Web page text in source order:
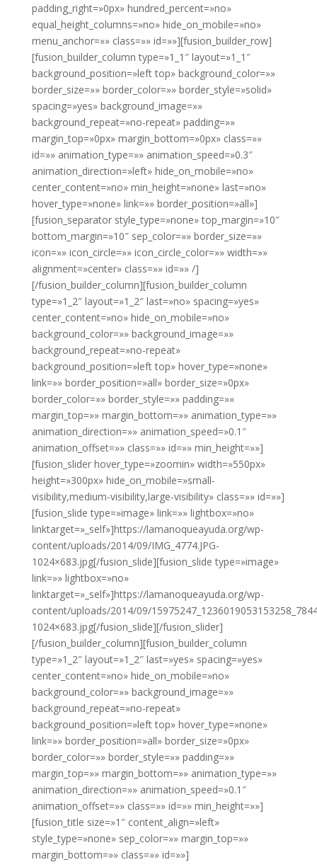
padding_right=»0px» hundred_percent=»no»
equal_height_columns=»no» hide_on_mobile=»no»
menu_anchor=»» class=»» id=»»][fusion_builder_row]
[fusion_builder_column type=»1_1″ layout=»1_1″
background_position=»left top» background_color=»»
border_size=»» border_color=»» border_style=»solid»
spacing=»yes» background_image=»»
background_repeat=»no-repeat» padding=»»
margin_top=»0px» margin_bottom=»0px» class=»»
id=»» animation_type=»» animation_speed=»0.3″
animation_direction=»left» hide_on_mobile=»no»
center_content=»no» min_height=»none» last=»no»
hover_type=»none» link=»» border_position=»all»]
[fusion_separator style_type=»none» top_margin=»10″
bottom_margin=»10″ sep_color=»» border_size=»»
icon=»» icon_circle=»» icon_circle_color=»» width=»»
alignment=»center» class=»» id=»» /]
[/fusion_builder_column][fusion_builder_column
type=»1_2″ layout=»1_2″ last=»no» spacing=»yes»
center_content=»no» hide_on_mobile=»no»
background_color=»» background_image=»»
background_repeat=»no-repeat»
background_position=»left top» hover_type=»none»
link=»» border_position=»all» border_size=»0px»
border_color=»» border_style=»» padding=»»
margin_top=»» margin_bottom=»» animation_type=»»
animation_direction=»» animation_speed=»0.1″
animation_offset=»» class=»» id=»» min_height=»»]
[fusion_slider hover_type=»zoomin» width=»550px»
height=»300px» hide_on_mobile=»small-
visibility,medium-visibility,large-visibility» class=»» id=»»]
[fusion_slide type=»image» link=»» lightbox=»no»
linktarget=»_self»]https://lamanoqueayuda.org/wp-
content/uploads/2014/09/IMG_4774.JPG-
1024×683.jpg[/fusion_slide][fusion_slide type=»image»
link=»» lightbox=»no»
linktarget=»_self»]https://lamanoqueayuda.org/wp-
content/uploads/2014/09/
1024×683.jpg[/fusion_slide][/fusion_slider]
[/fusion_builder_column][fusion_builder_column
type=»1_2″ layout=»1_2″ last=»yes» spacing=»yes»
center_content=»no» hide_on_mobile=»no»
background_color=»» background_image=»»
background_repeat=»no-repeat»
background_position=»left top» hover_type=»none»
link=»» border_position=»all» border_size=»0px»
border_color=»» border_style=»» padding=»»
margin_top=»» margin_bottom=»» animation_type=»»
animation_direction=»» animation_speed=»0.1″
animation_offset=»» class=»» id=»» min_height=»»]
[fusion_title size=»1″ content_align=»left»
style_type=»none» sep_color=»» margin_top=»»
margin_bottom=»» class=»» id=»»]